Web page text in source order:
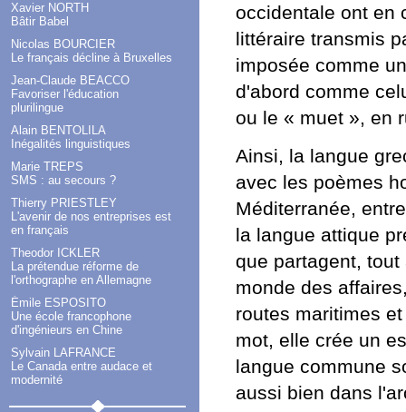
Xavier NORTH
Bâtir Babel
Nicolas BOURCIER
Le français décline à Bruxelles
Jean-Claude BEACCO
Favoriser l'éducation
plurilingue
Alain BENTOLILA
Inégalités linguistiques
Marie TREPS
SMS : au secours ?
Thierry PRIESTLEY
L'avenir de nos entreprises est
en français
Theodor ICKLER
La prétendue réforme de
l'orthographe en Allemagne
Émile ESPOSITO
Une école francophone
d'ingénieurs en Chine
Sylvain LAFRANCE
Le Canada entre audace et
modernité
occidentale ont en
littéraire transmis
imposée comme
d'abord comme
ou le « muet », en
Ainsi, la langue
avec les poèmes
Méditerranée,
la langue attique
que partagent,
monde des
routes maritimes
mot, elle crée un
langue commune
aussi bien dans